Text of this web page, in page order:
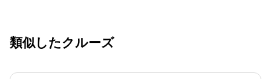
類似したクルーズ